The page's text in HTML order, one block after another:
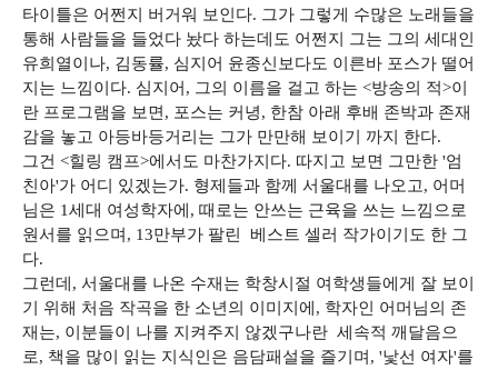
타이틀은 어쩐지 버거워 보인다. 그가 그렇게 수많은 노래들을
통해 사람들을 들었다 놨다 하는데도 어쩐지 그는 그의 세대인
유희열이나, 김동률, 심지어 윤종신보다도 이른바 포스가 떨어
지는 느낌이다. 심지어, 그의 이름을 걸고 하는 <방송의 적>이
란 프로그램을 보면, 포스는 커녕, 한참 아래 후배 존박과 존재
감을 놓고 아등바등거리는 그가 만만해 보이기 까지 한다.
그건 <힐링 캠프>에서도 마찬가지다. 따지고 보면 그만한 '엄
친아'가 어디 있겠는가. 형제들과 함께 서울대를 나오고, 어머
님은 1세대 여성학자에, 때로는 안쓰는 근육을 쓰는 느낌으로
원서를 읽으며, 13만부가 팔린 베스트 셀러 작가이기도 한 그
다.
그런데, 서울대를 나온 수재는 학창시절 여학생들에게 잘 보이
기 위해 처음 작곡을 한 소년의 이미지에, 학자인 어머님의 존
재는, 이분들이 나를 지켜주지 않겠구나란 세속적 깨달음으
로, 책을 많이 읽는 지식인은 음담패설을 즐기며, '낯선 여자'를